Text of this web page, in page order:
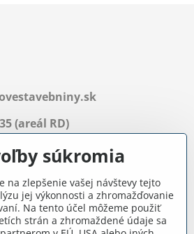
(areál RD)
11:30 a 12:15 - 15:30
súkromia
na zlepšenie vašej návštevy tejto
jej výkonnosti a zhromažďovanie
Na tento účel môžeme použiť
strán a zhromaždené údaje sa